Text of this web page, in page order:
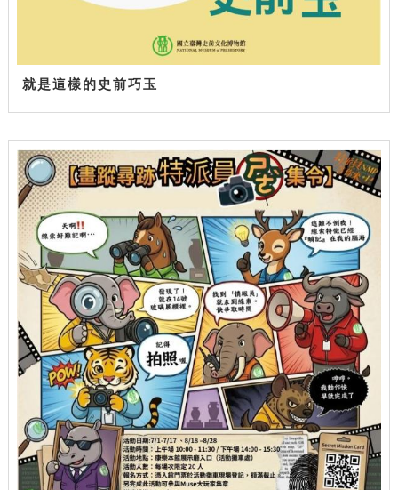
就是這樣的史前巧玉